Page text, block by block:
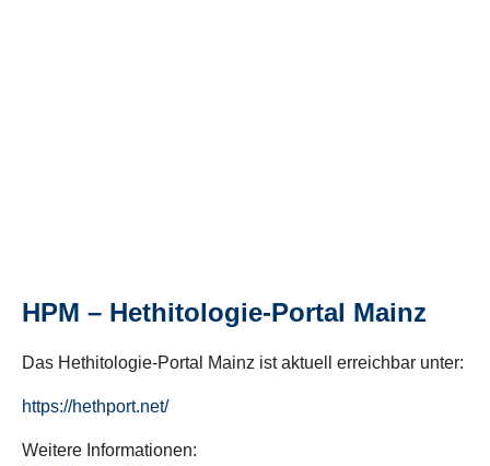
HPM – Hethitologie-Portal Mainz
Das Hethitologie-Portal Mainz ist aktuell erreichbar unter:
https://hethport.net/
Weitere Informationen: